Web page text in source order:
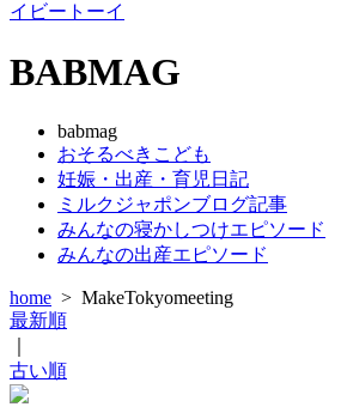
BABMAG
babmag
おそるべきこども
妊娠・出産・育児日記
ミルクジャポンブログ記事
みんなの寝かしつけエピソード
みんなの出産エピソード
home > MakeTokyomeeting
最新順
古い順